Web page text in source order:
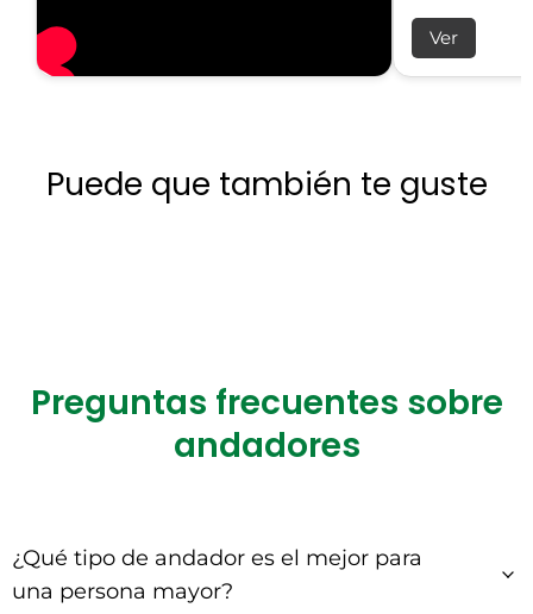
Ver
Puede que también te guste
Preguntas frecuentes sobre
andadores
¿Qué tipo de andador es el mejor para
una persona mayor?